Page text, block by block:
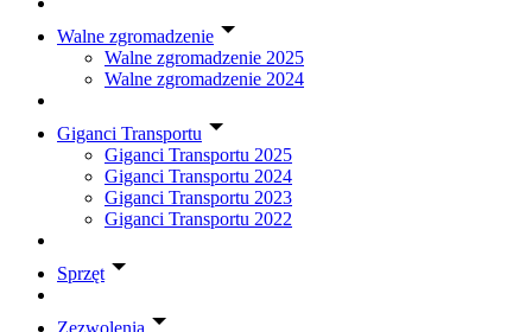
Walne zgromadzenie
Walne zgromadzenie 2025
Walne zgromadzenie 2024
Giganci Transportu
Giganci Transportu 2025
Giganci Transportu 2024
Giganci Transportu 2023
Giganci Transportu 2022
Sprzęt
Zezwolenia